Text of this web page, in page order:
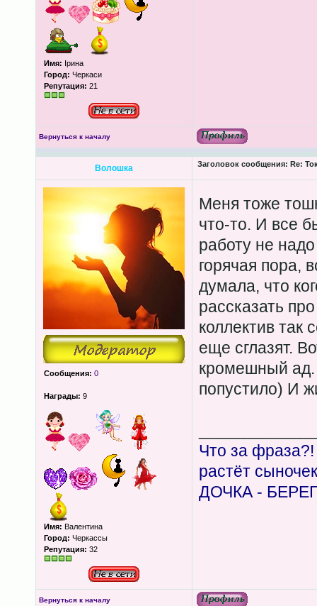
Имя: Ірина
Город: Черкаси
Репутация: 21
Вернуться к началу
Волошка Заголовок сообщения: Re:
Сообщения: 0
Награды: 9
Имя: Валентина
Город: Черкассы
Репутация: 32
Меня тоже
что-то. И все
работу не
горячая пора,
думала, что
рассказать
коллектив так
еще сглазят.
кромешный
попустило) И
Что за
растёт
ДОЧКА -
Вернуться к началу